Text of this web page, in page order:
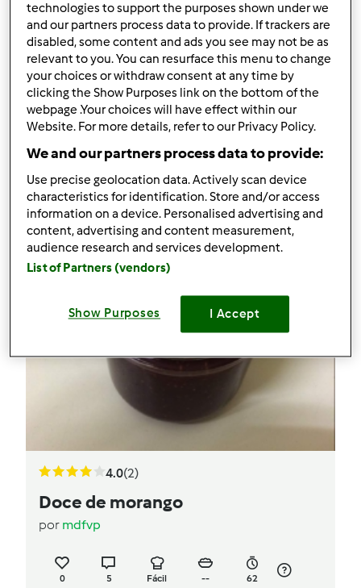
Risotto de courgette
Comentários
23
Receitas(4)
Mostrar tudo
Criar receita
4.0(2)
Doce de morango
por mdfvp
0 5 Fácil -- 62
technologies to support the purposes shown under we
and our partners process data to provide. If trackers are
disabled, some content and ads you see may not be as
relevant to you. You can resurface this menu to change
your choices or withdraw consent at any time by
clicking the Show Purposes link on the bottom of the
webpage .Your choices will have effect within our
Website. For more details, refer to our Privacy Policy.
We and our partners process data to provide:
Use precise geolocation data. Actively scan device
characteristics for identification. Store and/or access
information on a device. Personalised advertising and
content, advertising and content measurement,
audience research and services development.
List of Partners (vendors)
Show Purposes I Accept